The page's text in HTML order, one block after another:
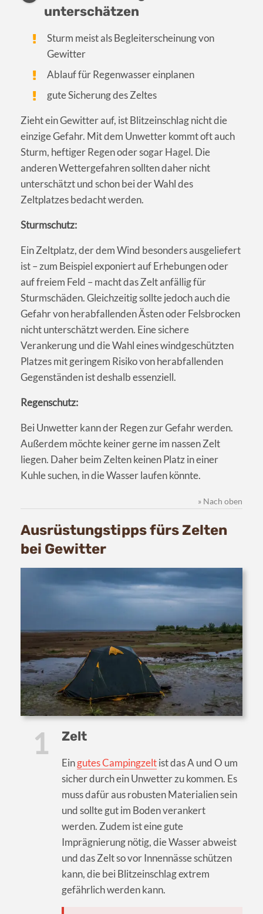
unterschätzen
Sturm meist als Begleiterscheinung von
Gewitter
Ablauf für Regenwasser einplanen
gute Sicherung des Zeltes
Zieht ein Gewitter auf, ist Blitzeinschlag nicht die
einzige Gefahr. Mit dem Unwetter kommt oft auch
Sturm, heftiger Regen oder sogar Hagel. Die
anderen Wettergefahren sollten daher nicht
unterschätzt und schon bei der Wahl des
Zeltplatzes bedacht werden.
Sturmschutz:
Ein Zeltplatz, der dem Wind besonders ausgeliefert
ist – zum Beispiel exponiert auf Erhebungen oder
auf freiem Feld – macht das Zelt anfällig für
Sturmschäden. Gleichzeitig sollte jedoch auch die
Gefahr von herabfallenden Ästen oder Felsbrocken
nicht unterschätzt werden. Eine sichere
Verankerung und die Wahl eines windgeschützten
Platzes mit geringem Risiko von herabfallenden
Gegenständen ist deshalb essenziell.
Regenschutz:
Bei Unwetter kann der Regen zur Gefahr werden.
Außerdem möchte keiner gerne im nassen Zelt
liegen. Daher beim Zelten keinen Platz in einer
Kuhle suchen, in die Wasser laufen könnte.
» Nach oben
Ausrüstungstipps fürs Zelten
bei Gewitter
Zelt
Eingutes Campingzeltist das A und O um
sicher durch ein Unwetter zu kommen. Es
muss dafür aus robusten Materialien sein
und sollte gut im Boden verankert
werden. Zudem ist eine gute
Imprägnierung nötig, die Wasser abweist
und das Zelt so vor Innennässe schützen
kann, die bei Blitzeinschlag extrem
gefährlich werden kann.